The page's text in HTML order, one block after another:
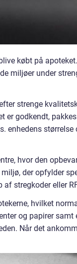
købt på
miljøer under
strenge
er godkendt,
enhedens størrelse
hvor den
der opfylder
stregkoder eller
hvilket
og papirer samt
Når det